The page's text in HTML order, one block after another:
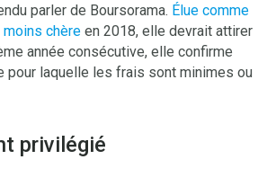
parler de Boursorama. Élue comme
moins chèreen 2018, elle devrait attirer
année consécutive, elle confirme
pour laquelle les frais sont minimes ou
privilégié